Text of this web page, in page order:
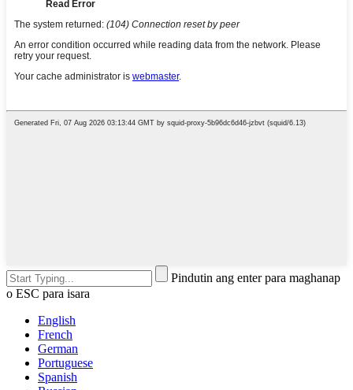
Pindutin ang enter para maghanap
o ESC para isara
English
French
German
Portuguese
Spanish